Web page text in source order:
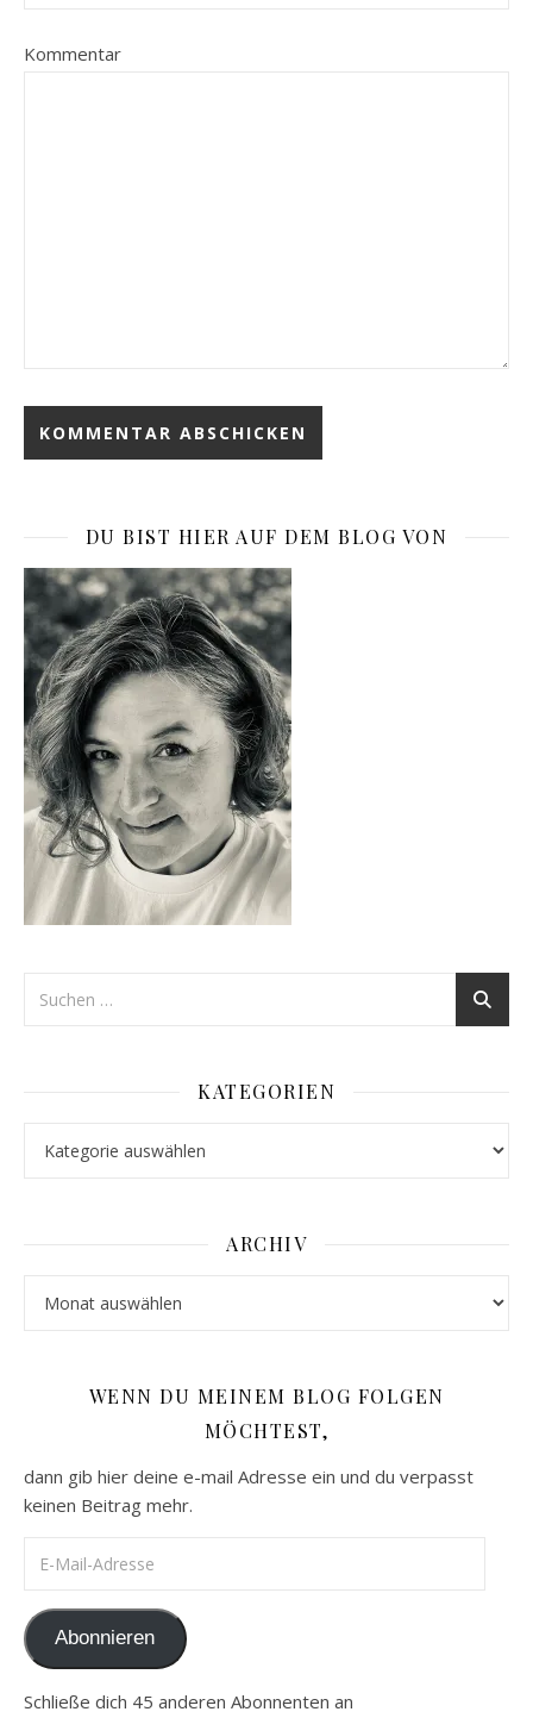
Kommentar
DU BIST HIER AUF DEM BLOG VON
KATEGORIEN
ARCHIV
WENN DU MEINEM BLOG FOLGEN
MÖCHTEST,
dann gib hier deine e-mail Adresse ein und du verpasst
keinen Beitrag mehr.
Abonnieren
Schließe dich 45 anderen Abonnenten an